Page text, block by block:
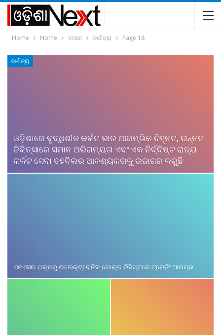
Home Home ବଜାର ବାଣିଜ୍ୟ Page 18
ବାଣିଜ୍ୟ
ଓଡ଼ିଶାରେ ବୃଦ୍ଧିଶୀଳ କର୍କଟ ଭାର ଆରମ୍ଭିକ ଚିହ୍ନଟ, ଉନ୍ନତ
ଚିକିତ୍ସାରେ ସମାନ ଅଭିଗମ୍ୟତା ଏବଂ ଏକ ନିର୍ଦ୍ଦିଷ୍ଟ ରାଜ୍ୟ
କର୍କଟ ସେବା ତହବିଲର ଆବଶ୍ୟକତାକୁ ଉଜାଗର କରୁଛି
ଏନଏସଇ ପକ୍ଷରୁ ଇଲେକ୍‌ଟ୍ରୋନିକ ଗୋଲ୍ଡ ରିସିପ୍ଟରେ ଟ୍ରେଡିଂ ଆରମ୍ଭ